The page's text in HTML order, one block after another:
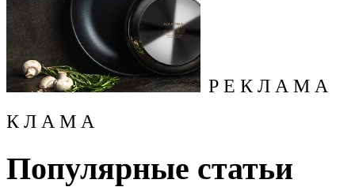
Р Е К Л А М А
К Л А М А
Популярные статьи